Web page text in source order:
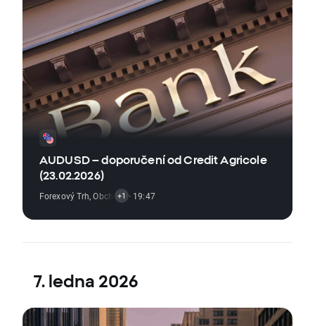
AUDUSD – doporučení od Credit Agricole
(23.02.2026)
Forexový Trh,Obchodní Signál
+1 · 19:47
7. ledna 2026